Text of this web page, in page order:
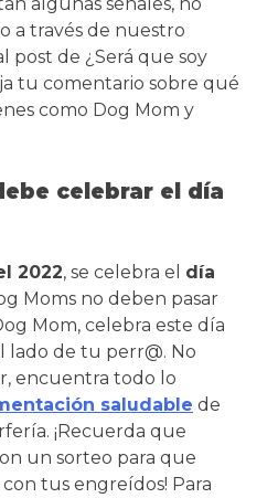
a través de nuestro
post de ¿Será que soy
tu comentario sobre qué
como Dog Mom y
celebrar el día
2022, se celebra el día
Moms no deben pasar
Mom, celebra este día
lado de tu perr@. No
encuentra todo lo
saludable de
¡Recuerda que
un sorteo para que
tus engreídos! Para